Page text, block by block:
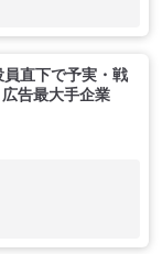
員直下で予実・戦
告最大手企業